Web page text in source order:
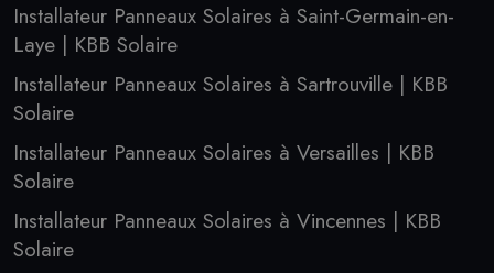
Installateur Panneaux Solaires à Saint-Germain-en-
Laye | KBB Solaire
Installateur Panneaux Solaires à Sartrouville | KBB
Solaire
Installateur Panneaux Solaires à Versailles | KBB
Solaire
Installateur Panneaux Solaires à Vincennes | KBB
Solaire